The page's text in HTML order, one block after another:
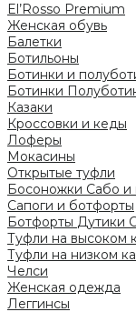
El’Rosso Premium
Женская обувь
Балетки
Ботильоны
Ботинки и
Ботинки
Казаки
Кроссовки и кеды
Лоферы
Мокасины
Открытые туфли
Босоножки Сабо и
Сапоги и ботфорты
Ботфорты Дутики
Туфли на высоком
Туфли на низком
Челси
Женская одежда
Леггинсы